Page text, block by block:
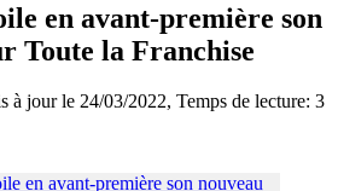
en avant-première son
Toute la Franchise
à jour le 24/03/2022, Temps de lecture: 3